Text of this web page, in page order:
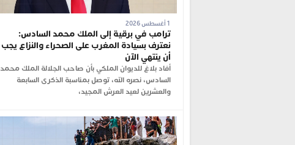
ترامب في برقية إلى الملك محمد السادس:
نعترف بسيادة المغرب على الصحراء والنزاع يجب
أن ينتهي الآن
أفاد بلاغ للديوان الملكي بأن صاحب الجلالة الملك محمد
السادس، نصره الله، توصل بمناسبة الذكرى السابعة
والعشرين لعيد العرش المجيد،